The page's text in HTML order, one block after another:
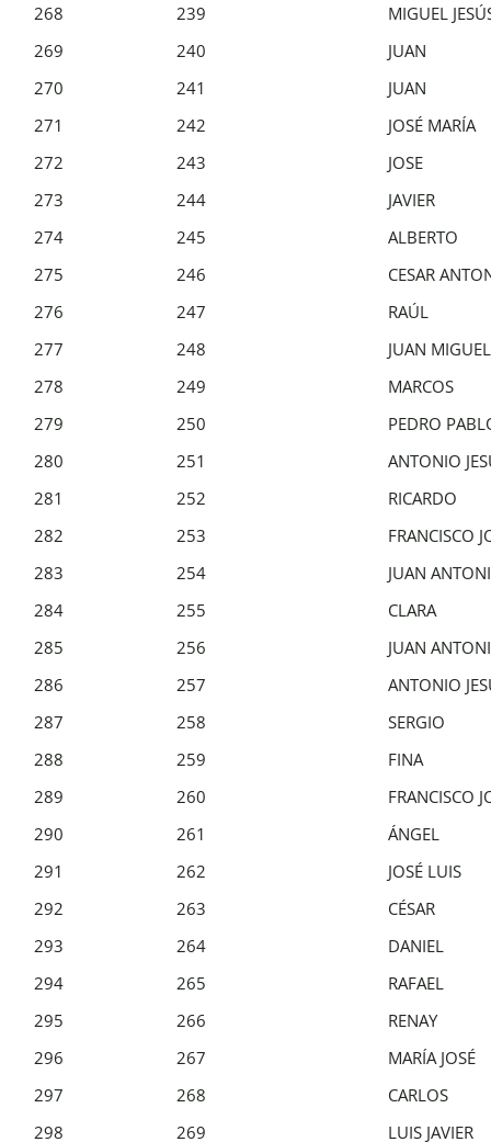
268
239
MIGUEL
269
240
JUAN
270
241
JUAN
271
242
JOSÉ MARÍA
272
243
JOSE
273
244
JAVIER
274
245
ALBERTO
275
246
CESAR
276
247
RAÚL
277
248
JUAN MIGUEL
278
249
MARCOS
279
250
PEDRO
280
251
ANTONIO
281
252
RICARDO
282
253
FRANCISCO
283
254
JUAN
284
255
CLARA
285
256
JUAN
286
257
ANTONIO
287
258
SERGIO
288
259
FINA
289
260
FRANCISCO
290
261
ÁNGEL
291
262
JOSÉ LUIS
292
263
CÉSAR
293
264
DANIEL
294
265
RAFAEL
295
266
RENAY
296
267
MARÍA JOSÉ
297
268
CARLOS
298
269 LUIS JAVIER